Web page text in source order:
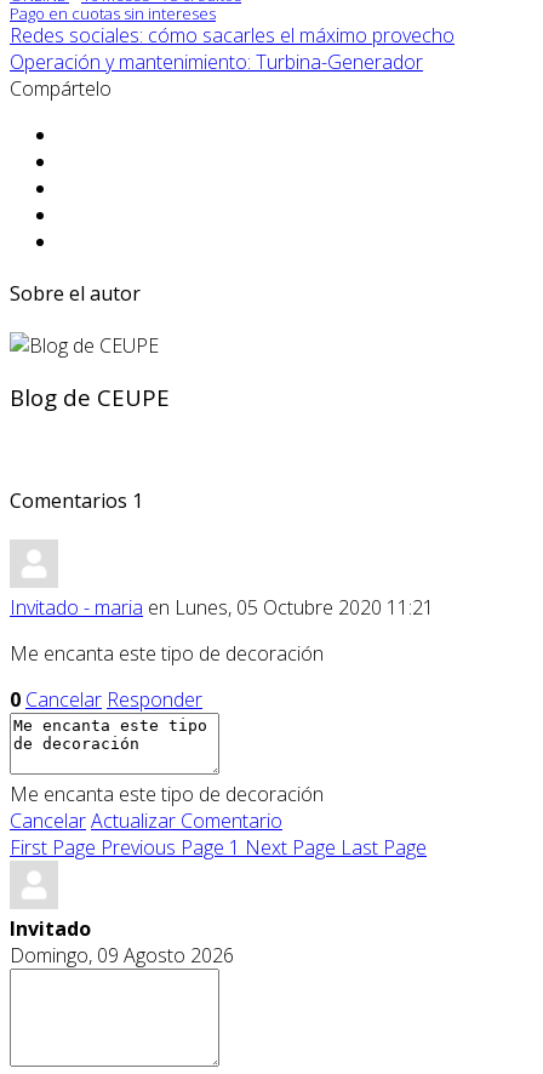
Pago en cuotas sin intereses
Redes sociales: cómo sacarles el máximo provecho
Operación y mantenimiento: Turbina-Generador
Compártelo
Sobre el autor
Blog de CEUPE
Comentarios 1
Invitado - maria en Lunes, 05 Octubre 2020 11:21
Me encanta este tipo de decoración
0 Cancelar Responder
Me encanta este tipo de decoración
CancelarActualizar Comentario
First Page Previous Page 1 Next Page Last Page
Invitado
Domingo, 09 Agosto 2026